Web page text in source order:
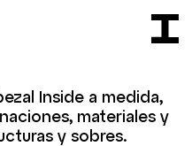
Inside a medida,
materiales y
y sobres.